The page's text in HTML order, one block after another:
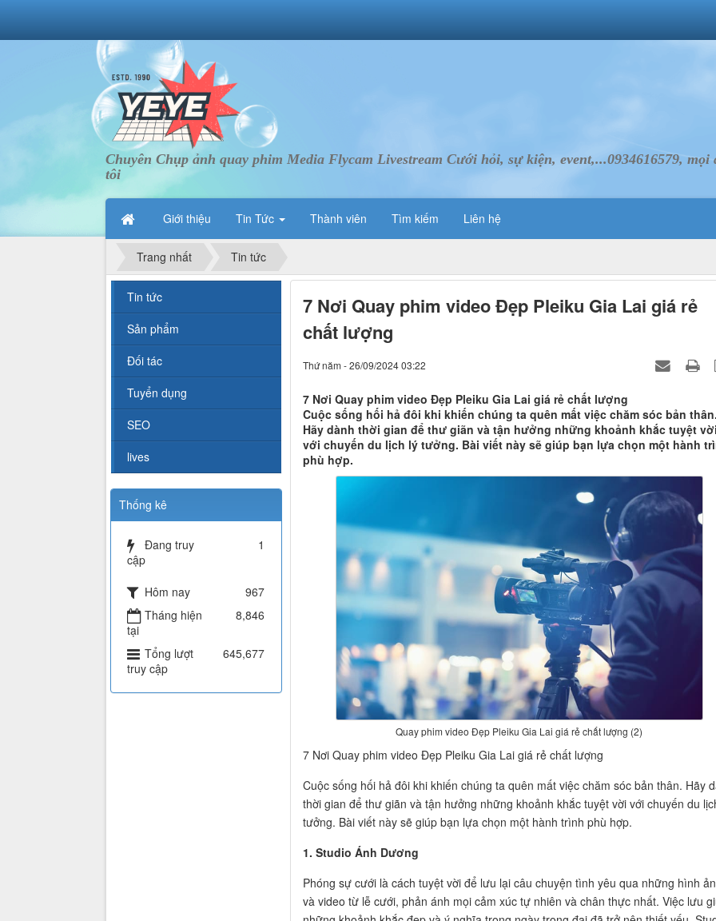
Chuyên Chụp ảnh quay phim Media Flycam Livestream Cưới hỏi, sự kiện, event,...0934616579,
tôi
Giới thiệu Tin Tức Thành viên Tìm kiếm Liên hệ
Trang nhất Tin tức
7 Nơi Quay phim video Đẹp Pleiku Gia Lai giá rẻ
chất lượng
Thứ năm - 26/09/2024 03:22
7 Nơi Quay phim video Đẹp Pleiku Gia Lai giá rẻ chất lượng
Cuộc sống hối hả đôi khi khiến chúng ta quên mất việc chăm sóc bản thân.
Hãy dành thời gian để thư giãn và tận hưởng những khoảnh khắc tuyệt vời
với chuyến du lịch lý tưởng. Bài viết này sẽ giúp bạn lựa chọn một hành
phù hợp.
Quay phim video Đẹp Pleiku Gia Lai giá rẻ chất lượng (2)
7 Nơi Quay phim video Đẹp Pleiku Gia Lai giá rẻ chất lượng
Cuộc sống hối hả đôi khi khiến chúng ta quên mất việc chăm sóc bản thân. Hãy
thời gian để thư giãn và tận hưởng những khoảnh khắc tuyệt vời với chuyến du
tưởng. Bài viết này sẽ giúp bạn lựa chọn một hành trình phù hợp.
1. Studio Ánh Dương
Phóng sự cưới là cách tuyệt vời để lưu lại câu chuyện tình yêu qua những hình
và video từ lễ cưới, phản ánh mọi cảm xúc tự nhiên và chân thực nhất. Việc lưu
Tin tức
Sản phẩm
Đối tác
Tuyển dụng
SEO
lives
Thống kê
Đang truy
cập
1
Hôm nay
967
Tháng hiện
tại
8,846
Tổng lượt
truy cập
645,677